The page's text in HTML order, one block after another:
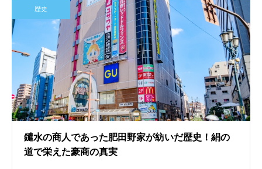
歴史
鑓水の商人であった肥田野家が紡いだ歴史！絹の
道で栄えた豪商の真実